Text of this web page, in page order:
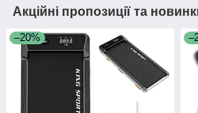
Акційні пропозиції та
–20%